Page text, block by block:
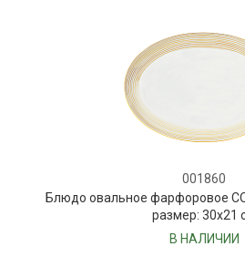
001860
Блюдо овальное фарфоровое
размер: 30х21
В НАЛИЧИИ